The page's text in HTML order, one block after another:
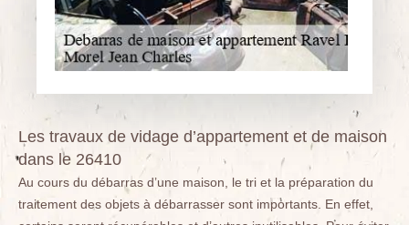
Les travaux de vidage d’appartement et de maison
dans le 26410
Au cours du débarras d’une maison, le tri et la préparation du
traitement des objets à débarrasser sont importants. En effet,